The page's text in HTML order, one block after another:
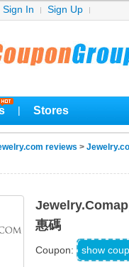
Sign In Sign Up
Stores
reviews >
惠碼
Coupon: show